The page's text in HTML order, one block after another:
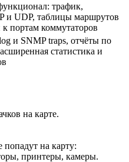
трафик,
и UDP, таблицы маршрутов
портам коммутаторов
и SNMP traps, отчёты по
статистика и
на карте.
попадут на карту:
принтеры, камеры.